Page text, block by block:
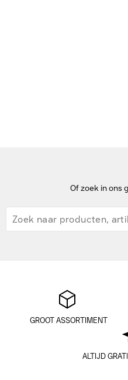
Of zoek in ons
GROOT ASSORTIMENT
ALTIJD